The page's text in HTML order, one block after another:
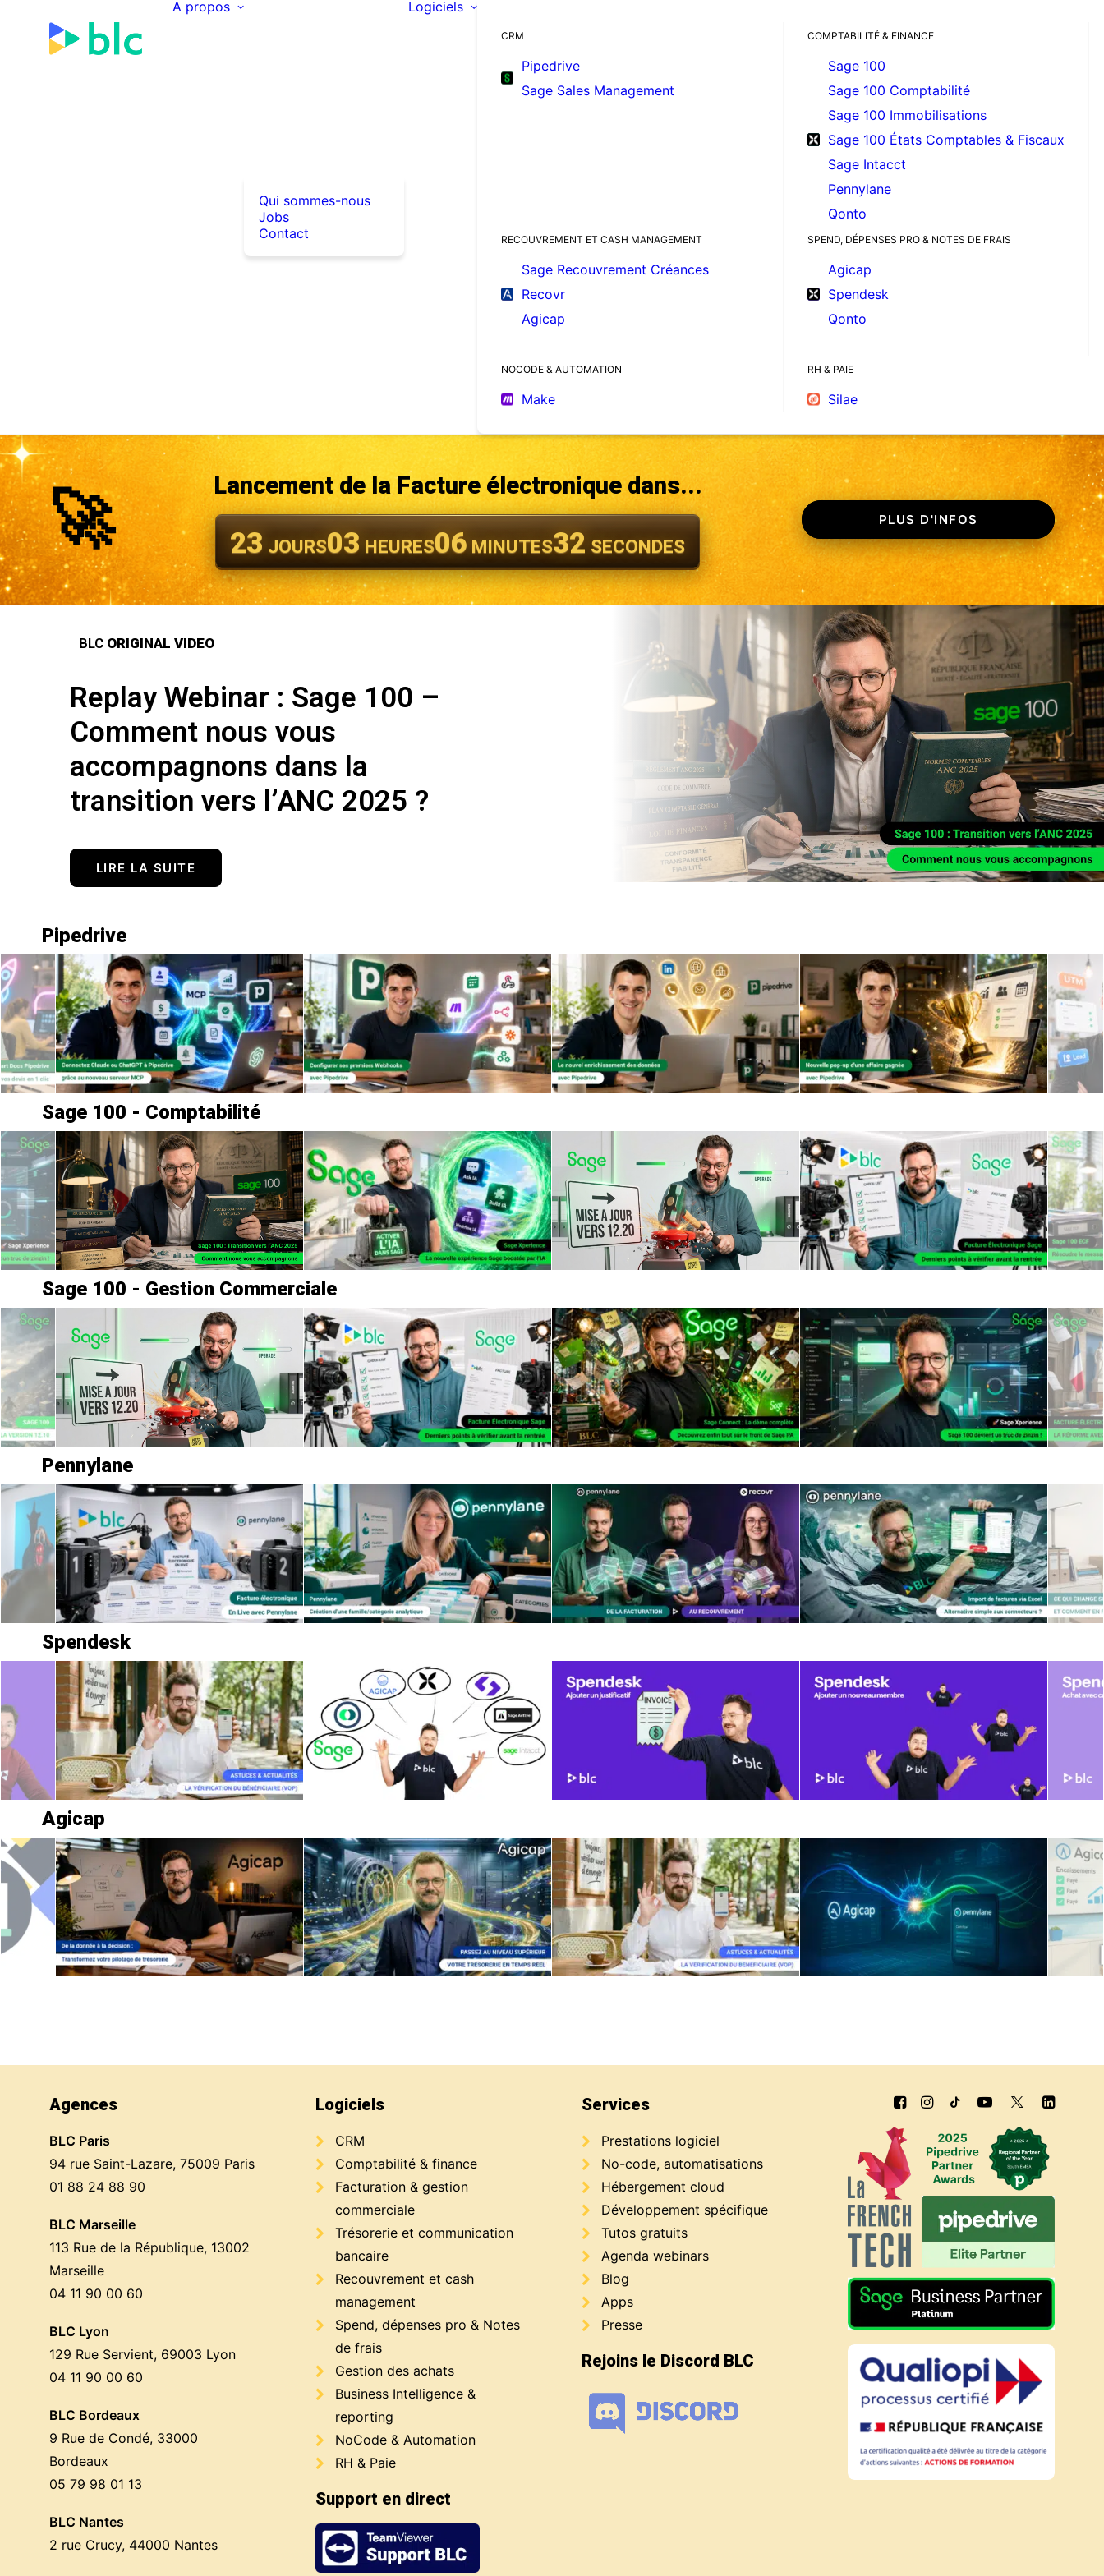
A propos
Qui sommes-nous
Jobs
Contact
Logiciels
CRM
Pipedrive
Sage Sales Management
COMPTABILITÉ & FINANCE
Sage 100
Sage 100 Comptabilité
Sage 100 Immobilisations
Sage 100 États Comptables & Fiscaux
Sage Intacct
Pennylane
Qonto
RECOUVREMENT ET CASH MANAGEMENT
Sage Recouvrement Créances
Recovr
Agicap
SPEND, DÉPENSES PRO & NOTES DE FRAIS
Agicap
Spendesk
Qonto
NOCODE & AUTOMATION
Make
RH & PAIE
Silae
🚀 Lancement de la Facture électronique dans...
23 JOURS03 HEURES06 MINUTES29 SECONDES
PLUS D'INFOS
BLC ORIGINAL VIDEO
Replay Webinar : Sage 100 –
Comment nous vous
accompagnons dans la
transition vers l’ANC 2025 ?
LIRE LA SUITE
Pipedrive
Sage 100 - Comptabilité
Sage 100 - Gestion Commerciale
Pennylane
Spendesk
Agicap
Agences
BLC Paris
94 rue Saint-Lazare, 75009 Paris
01 88 24 88 90
BLC Marseille
113 Rue de la République, 13002
Marseille
04 11 90 00 60
BLC Lyon
129 Rue Servient, 69003 Lyon
04 11 90 00 60
BLC Bordeaux
9 Rue de Condé, 33000
Bordeaux
05 79 98 01 13
BLC Nantes
2 rue Crucy, 44000 Nantes
Logiciels
CRM
Comptabilité & finance
Facturation & gestion
commerciale
Trésorerie et communication
bancaire
Recouvrement et cash
management
Spend, dépenses pro & Notes
de frais
Gestion des achats
Business Intelligence &
reporting
NoCode & Automation
RH & Paie
Support en direct
Services
Prestations logiciel
No-code, automatisations
Hébergement cloud
Développement spécifique
Tutos gratuits
Agenda webinars
Blog
Apps
Presse
Rejoins le Discord BLC